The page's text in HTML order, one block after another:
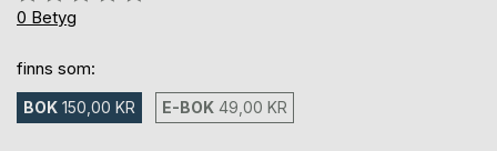
0%
0 Betyg
finns som:
BOK 150,00 KR E-BOK 49,00 KR